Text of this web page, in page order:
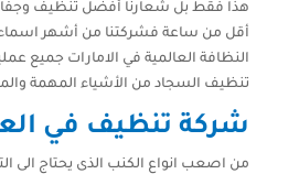
هذا فقط بل شعارنا أفضل تنظيف
أقل من ساعة فشركتنا من أشهر
النظافة العالمية في الامارات جميع
تنظيف السجاد من الأشياء المهمة
شركة تنظيف في
من اصعب انواع الكنب الذى يحتاج الى